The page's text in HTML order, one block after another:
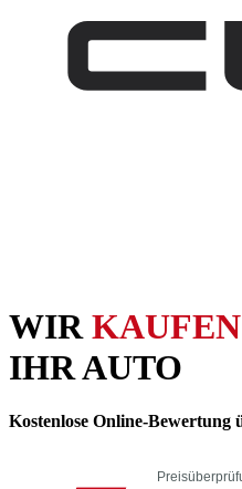
WIR KAUFEN
IHR AUTO
Kostenlose Online-Bewertung